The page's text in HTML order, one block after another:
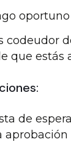
codeudor
que estás
de